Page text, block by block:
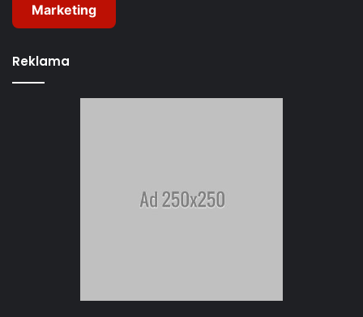
Marketing
Reklama